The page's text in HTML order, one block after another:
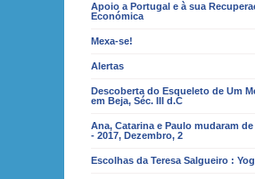
Apoio a Portugal e à sua
Económica
Mexa-se!
Alertas
Descoberta do Esqueleto de Um
em Beja, Séc. III d.C
Ana, Catarina e Paulo mudaram
- 2017, Dezembro, 2
Escolhas da Teresa Salgueiro :